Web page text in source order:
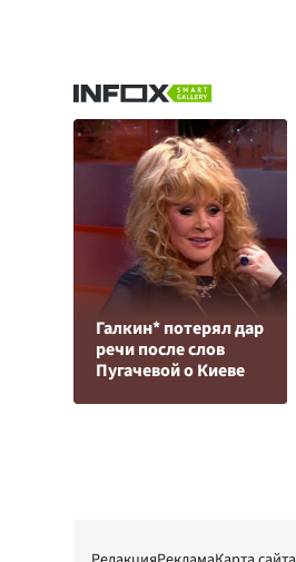
Галкин* потерял дар
речи после слов
Пугачевой о Киеве